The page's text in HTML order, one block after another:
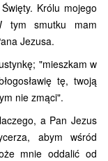
Królu mojego
tym smutku mam
Jezusa.
"mieszkam w
tę, twoją
nie zmąci".
a Pan Jezus
abym wśród
mnie oddalić od